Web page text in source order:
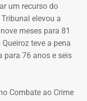
um recurso do
elevou a
meses para 81
teve a pena
para 76 anos e seis
Combate ao Crime